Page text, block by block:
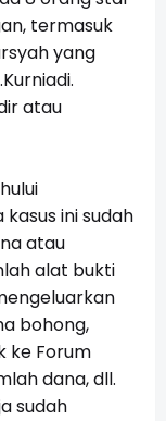
termasuk
yang
atau
ini sudah
atau
alat bukti
bohong,
ke Forum
dana, dll.
sudah